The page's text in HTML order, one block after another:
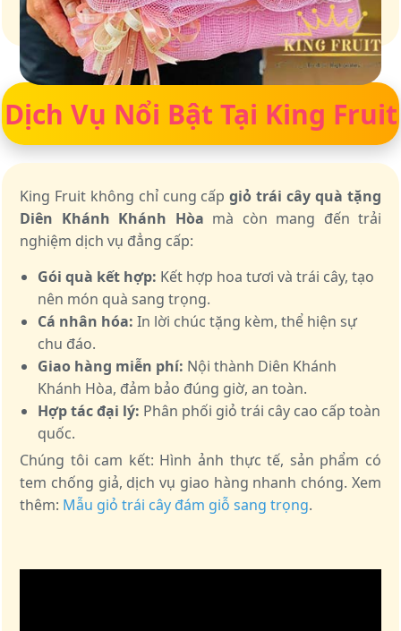
Giữ trọn vị ngọt của thiên nhiên
Dịch Vụ Nổi Bật Tại King Fruit
King Fruit không chỉ cung cấpgiỏ trái cây quà tặng
Diên Khánh Khánh Hòa mà còn mang đến trải
nghiệm dịch vụ đẳng cấp:
Gói quà kết hợp: Kết hợp hoa tươi và trái cây, tạo
nên món quà sang trọng.
Cá nhân hóa: In lời chúc tặng kèm, thể hiện sự
chu đáo.
Giao hàng miễn phí: Nội thành Diên Khánh
Khánh Hòa, đảm bảo đúng giờ, an toàn.
Hợp tác đại lý: Phân phối giỏ trái cây cao cấp toàn
quốc.
Chúng tôi cam kết: Hình ảnh thực tế, sản phẩm có
tem chống giả, dịch vụ giao hàng nhanh chóng. Xem
thêm: Mẫu giỏ trái cây đám giỗ sang trọng.